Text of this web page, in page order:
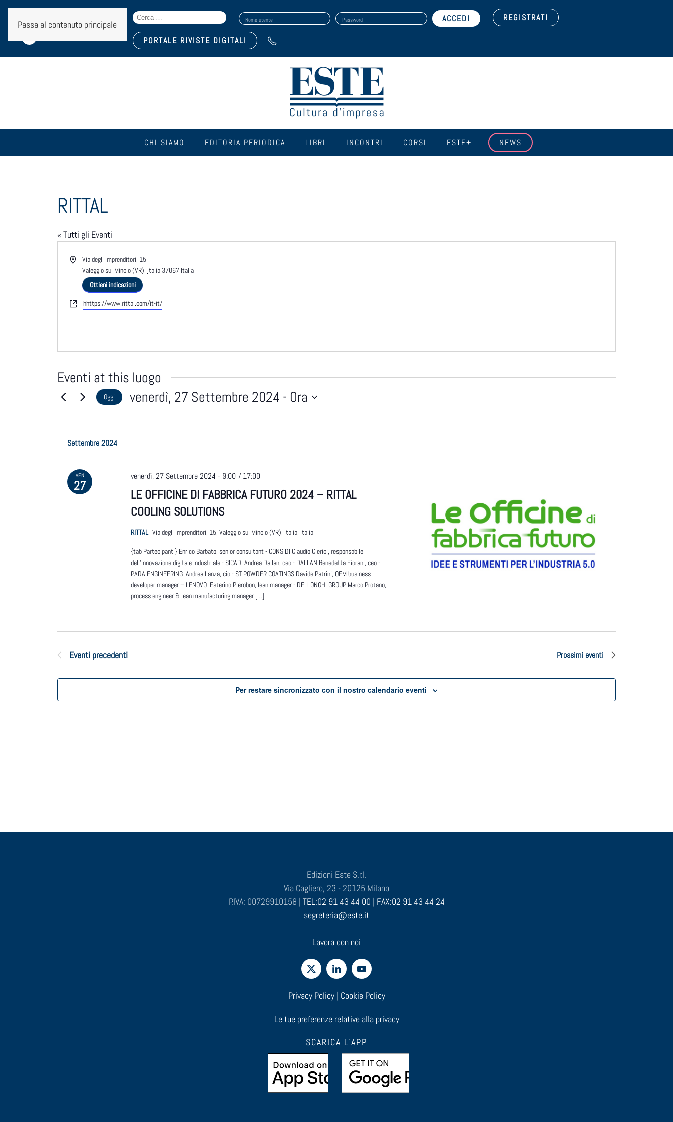
Passa al contenuto principale
Seguici sui social:
Search
for:
Nome utente Password REGISTRATI
PORTALE RIVISTE DIGITALI
CHI SIAMO EDITORIA PERIODICA LIBRI INCONTRI CORSI ESTE+ NEWS
RITTAL
« Tutti gli Eventi
IndirizzoVia degli Imprenditori, 15
Valeggio sul Mincio (VR), Italia 37067 Italia
Ottieni indicazioni
Websitehhttps://www.rittal.com/it-it/
Eventi at this luogo
Oggi venerdì, 27 Settembre 2024 - Ora
data.
Settembre 2024
VEN
27
LE OFFICINE DI FABBRICA FUTURO 2024 – RITTAL
COOLING SOLUTIONS
venerdì, 27 Settembre 2024 - 9:00 /17:00
RITTAL Via degli Imprenditori, 15, Valeggio sul Mincio (VR), Italia, Italia
{tab Partecipanti} Enrico Barbato, senior consultant - CONSIDI Claudio Clerici, responsabile
dell’innovazione digitale industriale - SICAD Andrea Dallan, ceo - DALLAN Benedetta Fiorani, ceo -
PADA ENGINEERING Andrea Lanza, cio - ST POWDER COATINGS Davide Patrini, OEM business
developer manager – LENOVO Esterino Pierobon, lean manager - DE' LONGHI GROUP Marco Protano,
process engineer & lean manufacturing manager […]
Eventi precedenti Prossimi eventi
Per restare sincronizzato con il nostro calendario eventi
Edizioni Este S.r.l.
Via Cagliero, 23 - 20125 Milano
P.IVA: 00729910158 | TEL:02 91 43 44 00 | FAX:02 91 43 44 24
segreteria@este.it
Lavora con noi
Privacy Policy| Cookie Policy
Le tue preferenze relative alla privacy
SCARICA L'APP